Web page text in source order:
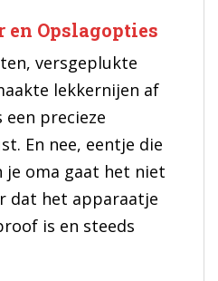
en Opslagopties
versgeplukte
lekkernijen af
een precieze
En nee, eentje die
je oma gaat het niet
dat het apparaatje
is en steeds